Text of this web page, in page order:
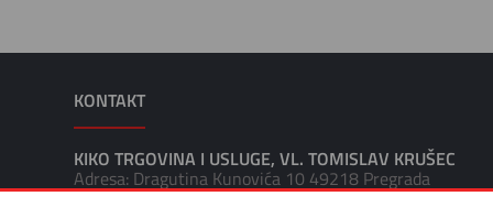
KONTAKT
KIKO TRGOVINA I USLUGE, VL. TOMISLAV KRUŠEC
Adresa: Dragutina Kunovića 10 49218 Pregrada
Tel: +385 49 376 047